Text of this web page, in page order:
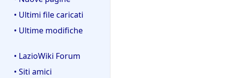
• Ultimi file caricati
• Ultime modifiche
• LazioWiki Forum
• Siti amici